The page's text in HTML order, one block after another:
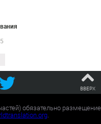
ВВЕРХ
обязательно размещение
.